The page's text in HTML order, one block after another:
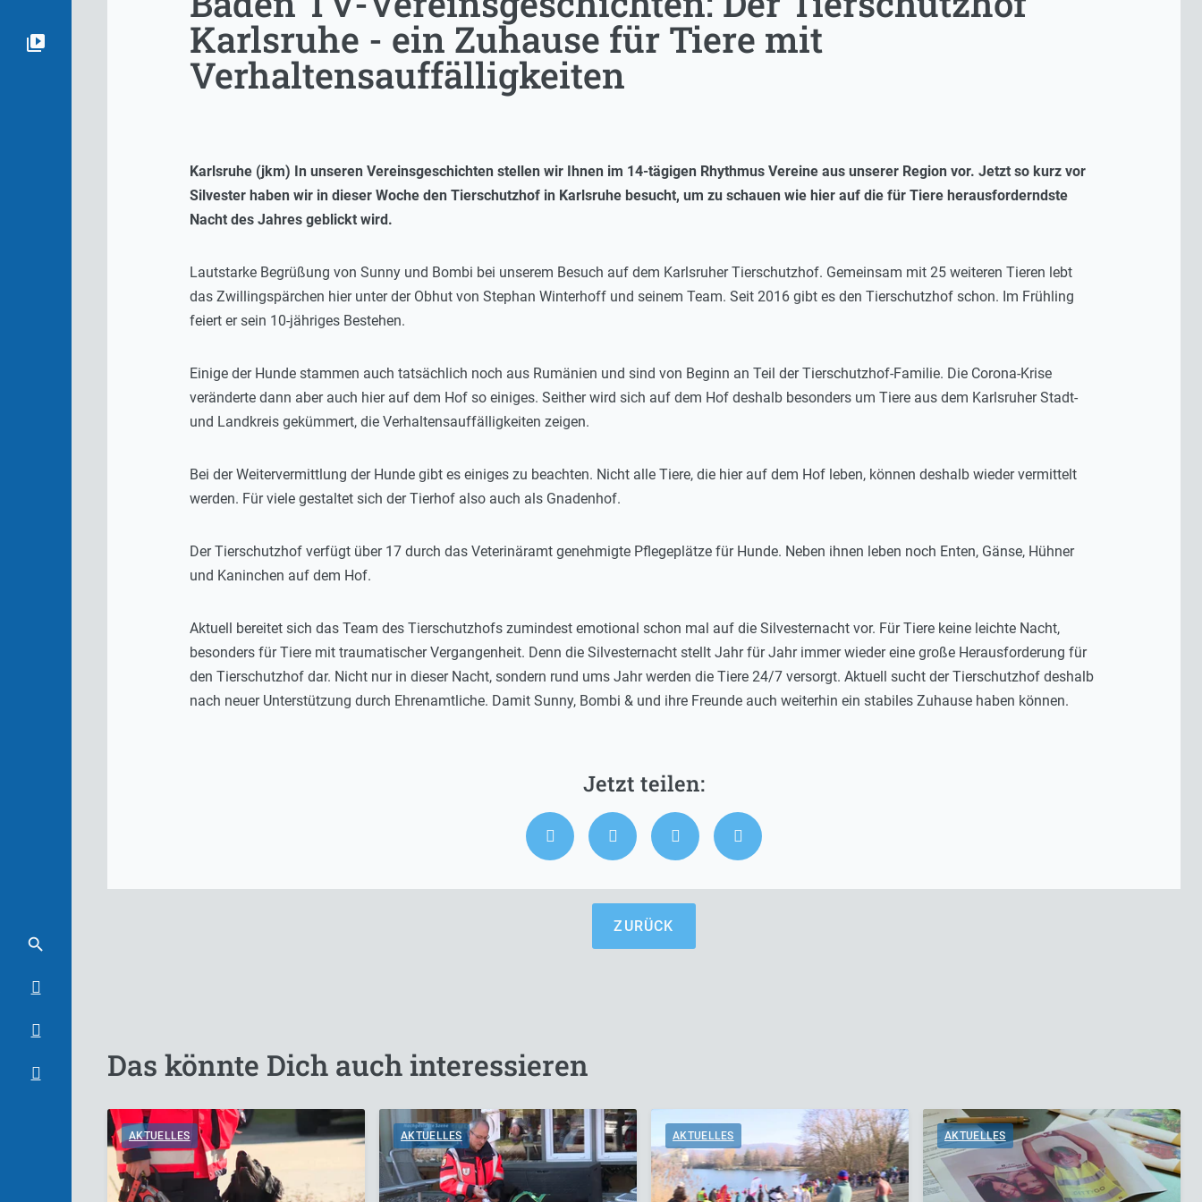
Karlsruhe - ein Zuhause für Tiere mit
Verhaltensauffälligkeiten
Karlsruhe (jkm) In unseren Vereinsgeschichten stellen wir Ihnen im 14-tägigen Rhythmus Vereine aus unserer Region vor. Jetzt so kurz vor
Silvester haben wir in dieser Woche den Tierschutzhof in Karlsruhe besucht, um zu schauen wie hier auf die für Tiere herausforderndste
Nacht des Jahres geblickt wird.
Lautstarke Begrüßung von Sunny und Bombi bei unserem Besuch auf dem Karlsruher Tierschutzhof. Gemeinsam mit 25 weiteren Tieren lebt
das Zwillingspärchen hier unter der Obhut von Stephan Winterhoff und seinem Team. Seit 2016 gibt es den Tierschutzhof schon. Im Frühling
feiert er sein 10-jähriges Bestehen.
Einige der Hunde stammen auch tatsächlich noch aus Rumänien und sind von Beginn an Teil der Tierschutzhof-Familie. Die Corona-Krise
veränderte dann aber auch hier auf dem Hof so einiges. Seither wird sich auf dem Hof deshalb besonders um Tiere aus dem Karlsruher Stadt-
und Landkreis gekümmert, die Verhaltensauffälligkeiten zeigen.
Bei der Weitervermittlung der Hunde gibt es einiges zu beachten. Nicht alle Tiere, die hier auf dem Hof leben, können deshalb wieder vermittelt
werden. Für viele gestaltet sich der Tierhof also auch als Gnadenhof.
Der Tierschutzhof verfügt über 17 durch das Veterinäramt genehmigte Pflegeplätze für Hunde. Neben ihnen leben noch Enten, Gänse, Hühner
und Kaninchen auf dem Hof.
Aktuell bereitet sich das Team des Tierschutzhofs zumindest emotional schon mal auf die Silvesternacht vor. Für Tiere keine leichte Nacht,
besonders für Tiere mit traumatischer Vergangenheit. Denn die Silvesternacht stellt Jahr für Jahr immer wieder eine große Herausforderung für
den Tierschutzhof dar. Nicht nur in dieser Nacht, sondern rund ums Jahr werden die Tiere 24/7 versorgt. Aktuell sucht der Tierschutzhof deshalb
nach neuer Unterstützung durch Ehrenamtliche. Damit Sunny, Bombi & und ihre Freunde auch weiterhin ein stabiles Zuhause haben können.
ZURÜCK
Das könnte Dich auch interessieren
AKTUELLES AKTUELLES AKTUELLES AKTUELLES